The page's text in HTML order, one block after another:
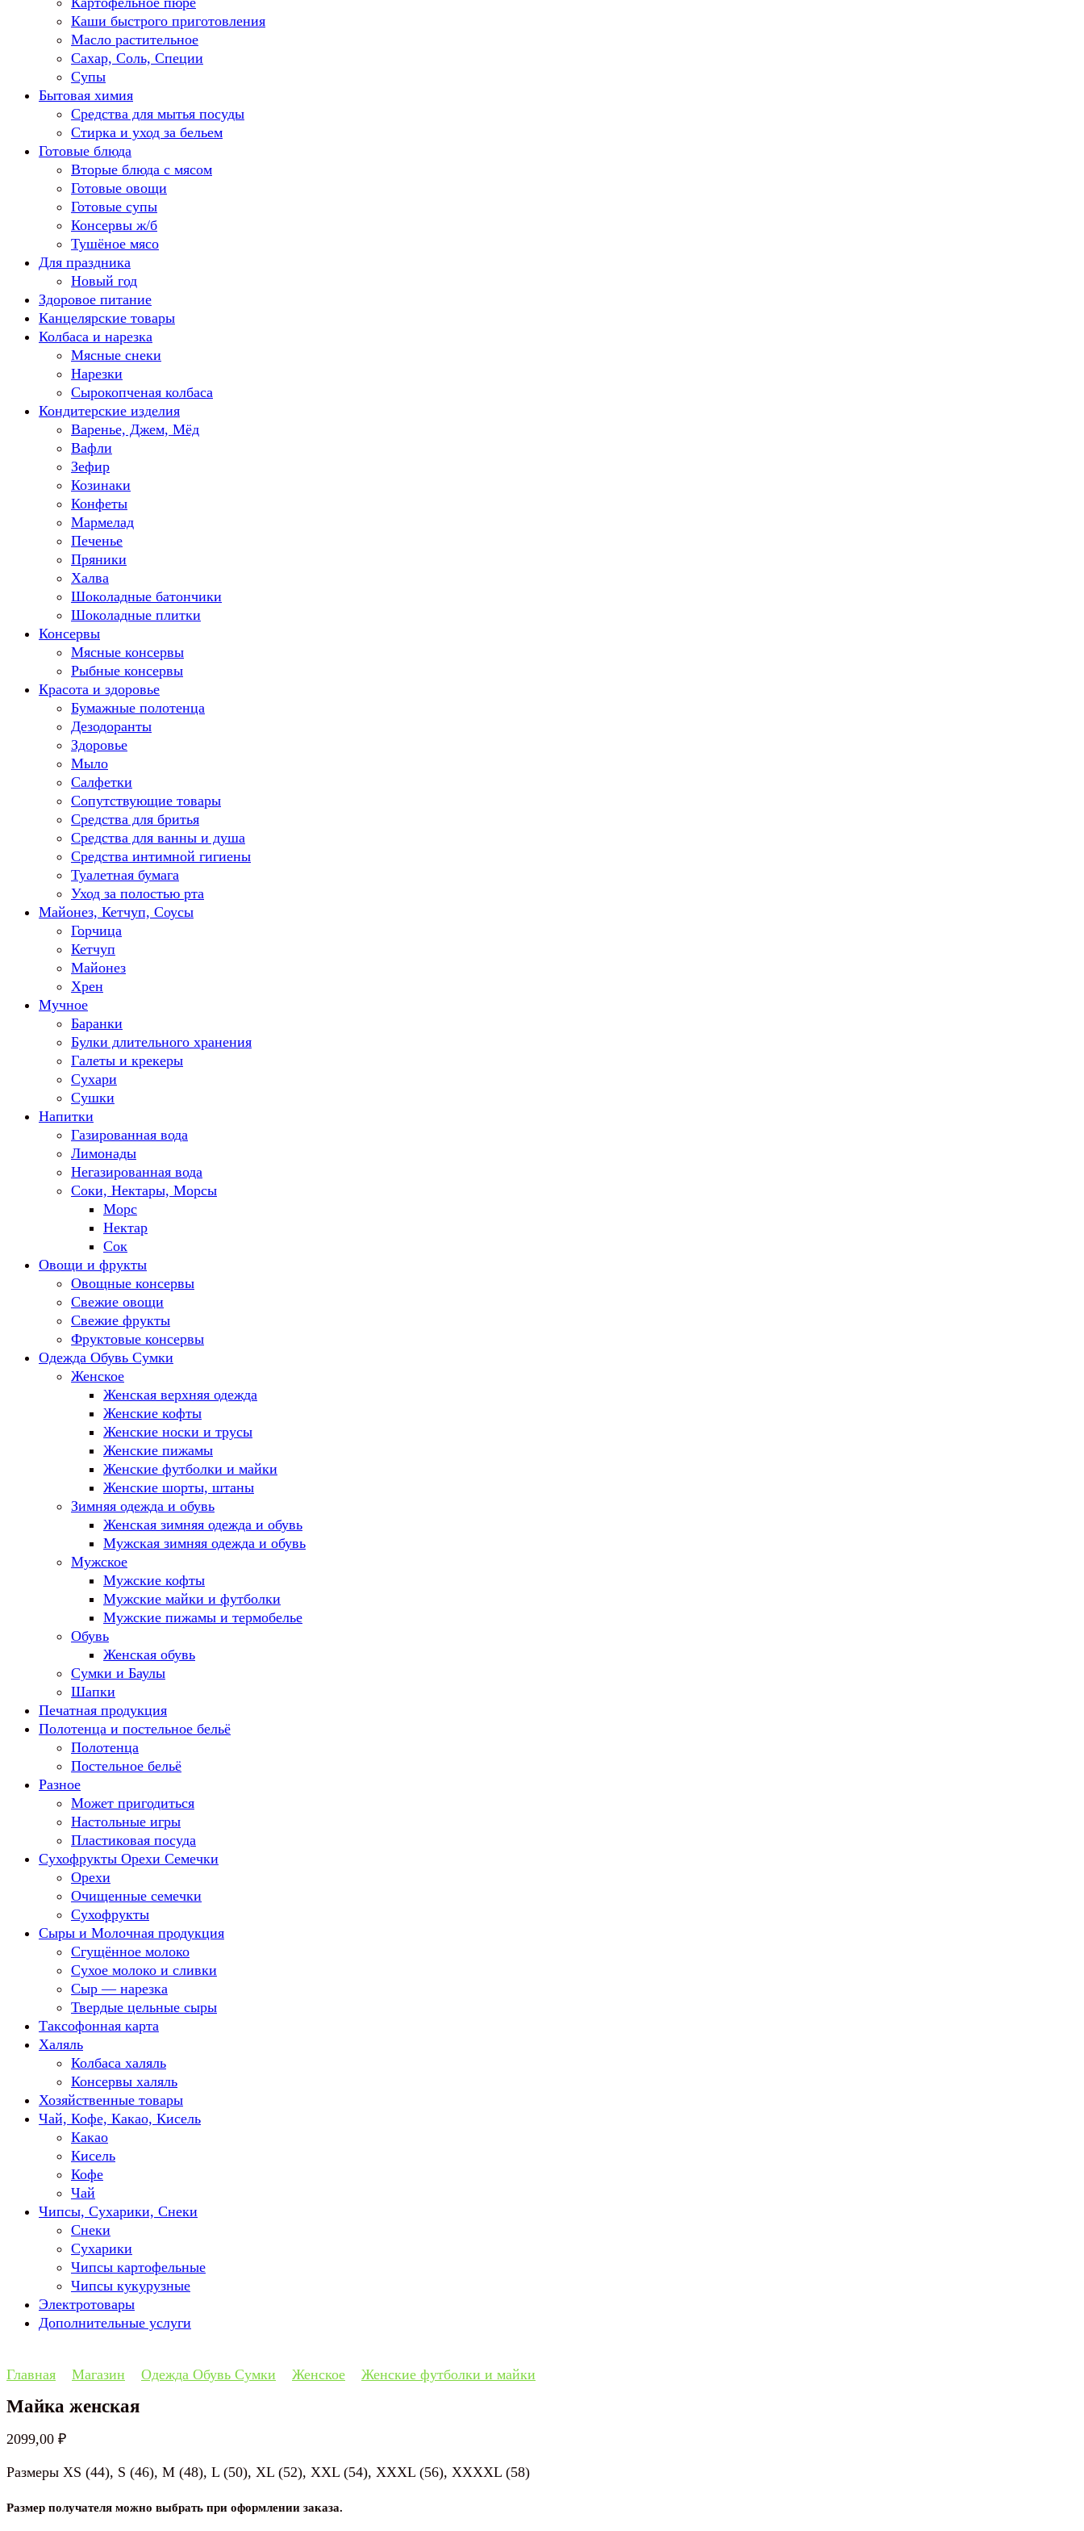
Каши быстрого приготовления
Масло растительное
Сахар, Соль, Специи
Супы
Бытовая химия
Средства для мытья посуды
Стирка и уход за бельем
Готовые блюда
Вторые блюда с мясом
Готовые овощи
Готовые супы
Консервы ж/б
Тушёное мясо
Для праздника
Новый год
Здоровое питание
Канцелярские товары
Колбаса и нарезка
Мясные снеки
Нарезки
Сырокопченая колбаса
Кондитерские изделия
Варенье, Джем, Мёд
Вафли
Зефир
Козинаки
Конфеты
Мармелад
Печенье
Пряники
Халва
Шоколадные батончики
Шоколадные плитки
Консервы
Мясные консервы
Рыбные консервы
Красота и здоровье
Бумажные полотенца
Дезодоранты
Здоровье
Мыло
Салфетки
Сопутствующие товары
Средства для бритья
Средства для ванны и душа
Средства интимной гигиены
Туалетная бумага
Уход за полостью рта
Майонез, Кетчуп, Соусы
Горчица
Кетчуп
Майонез
Хрен
Мучное
Баранки
Булки длительного хранения
Галеты и крекеры
Сухари
Сушки
Напитки
Газированная вода
Лимонады
Негазированная вода
Соки, Нектары, Морсы
Морс
Нектар
Сок
Овощи и фрукты
Овощные консервы
Свежие овощи
Свежие фрукты
Фруктовые консервы
Одежда Обувь Сумки
Женское
Женская верхняя одежда
Женские кофты
Женские носки и трусы
Женские пижамы
Женские футболки и майки
Женские шорты, штаны
Зимняя одежда и обувь
Женская зимняя одежда и обувь
Мужская зимняя одежда и обувь
Мужское
Мужские кофты
Мужские майки и футболки
Мужские пижамы и термобелье
Обувь
Женская обувь
Сумки и Баулы
Шапки
Печатная продукция
Полотенца и постельное бельё
Полотенца
Постельное бельё
Разное
Может пригодиться
Настольные игры
Пластиковая посуда
Сухофрукты Орехи Семечки
Орехи
Очищенные семечки
Сухофрукты
Сыры и Молочная продукция
Сгущённое молоко
Сухое молоко и сливки
Сыр — нарезка
Твердые цельные сыры
Таксофонная карта
Халяль
Колбаса халяль
Консервы халяль
Хозяйственные товары
Чай, Кофе, Какао, Кисель
Какао
Кисель
Кофе
Чай
Чипсы, Сухарики, Снеки
Снеки
Сухарики
Чипсы картофельные
Чипсы кукурузные
Электротовары
Дополнительные услуги
Главная Магазин Одежда Обувь Сумки Женское Женские футболки и майки
Майка женская
2099,00 ₽
Размеры XS (44), S (46), M (48), L (50), XL (52), XXL (54), XXXL (56), XXXXL (58)
Размер получателя можно выбрать при оформлении заказа.